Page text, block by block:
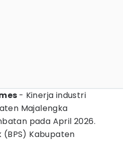
- Kinerja industri
Majalengka
pada April 2026.
(BPS) Kabupaten